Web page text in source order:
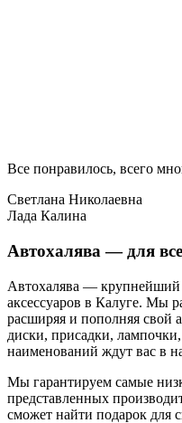
Все понравилось, всего
Светлана Николаевна
Лада Калина
Автохалява — для
Автохалява — крупнейший
аксессуаров в Калуге. Мы
расширяя и пополняя свой
диски, присадки,
наименований ждут вас в
Мы гарантируем самые
представленных
сможет найти подарок для